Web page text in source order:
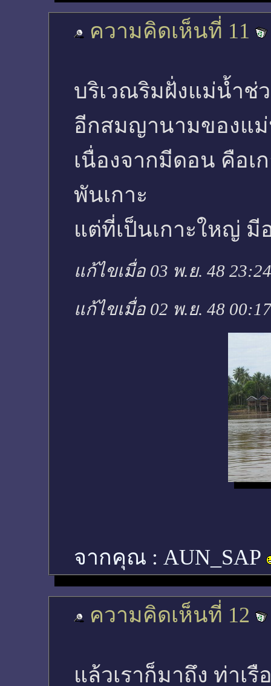
ความคิดเห็นที่ 11
บริเวณริมฝั่งแม่น้ำช่
อีกสมญานามของแ
เนื่องจากมีดอน คือ
พันเกาะ
แต่ที่เป็นเกาะใหญ่ มี
แก้ไขเมื่อ 03 พ.ย. 48
แก้ไขเมื่อ 02 พ.ย. 48
จากคุณ : AUN_SAP
ความคิดเห็นที่ 12
แล้วเราก็มาถึง ท่าเ